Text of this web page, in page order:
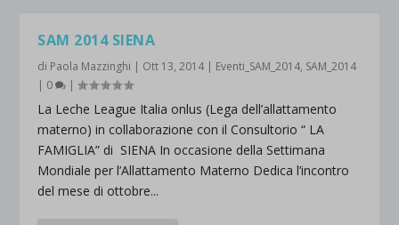
SAM 2014 SIENA
di Paola Mazzinghi | Ott 13, 2014 | Eventi_SAM_2014, SAM_2014
| 0 |
La Leche League Italia onlus (Lega dell’allattamento
materno) in collaborazione con il Consultorio “ LA
FAMIGLIA” di SIENA In occasione della Settimana
Mondiale per l’Allattamento Materno Dedica l’incontro
del mese di ottobre...